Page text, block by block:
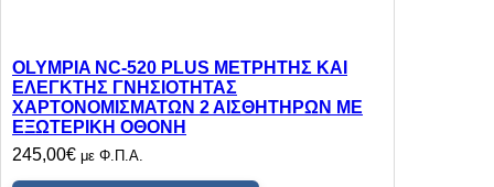
OLYMPIA NC-520 PLUS ΜΕΤΡΗΤΗΣ ΚΑΙ
ΕΛΕΓΚΤΗΣ ΓΝΗΣΙΟΤΗΤΑΣ
ΧΑΡΤΟΝΟΜΙΣΜΑΤΩΝ 2 ΑΙΣΘΗΤΗΡΩΝ ΜΕ
ΕΞΩΤΕΡΙΚΗ ΟΘΟΝΗ
245,00€ με Φ.Π.Α.